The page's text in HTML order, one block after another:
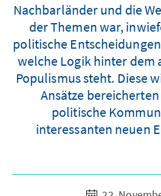
Nachbarländer und die
der Themen war,
politische
welche Logik hinter dem
Populismus steht. Diese
Ansätze
politische
interessanten neuen